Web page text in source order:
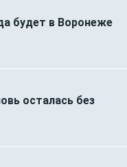
будет в Воронеже
осталась без